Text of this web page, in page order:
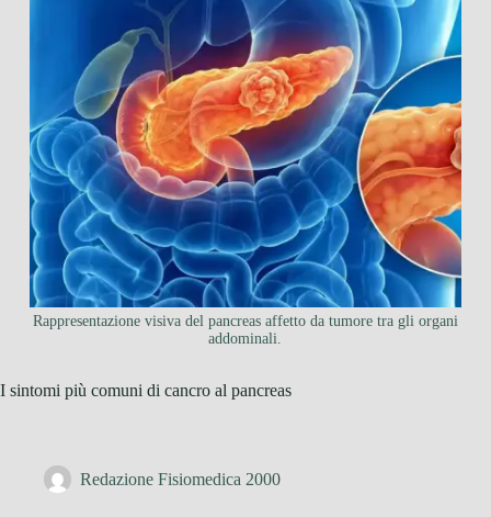
Rappresentazione visiva del pancreas affetto da tumore tra gli organi
addominali.
I sintomi più comuni di cancro al pancreas
Redazione Fisiomedica 2000